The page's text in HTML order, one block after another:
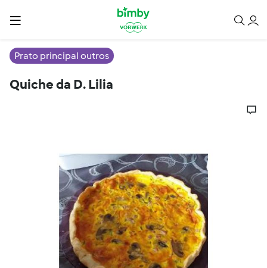
Prato principal outros
Quiche da D. Lilia